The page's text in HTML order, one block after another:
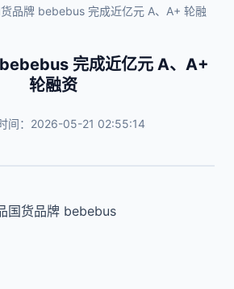
品牌 bebebus 完成近亿元 A、A+ 轮融
完成近亿元 A、A+
轮融资
间：2026-05-21 02:55:14
国货品牌 bebebus